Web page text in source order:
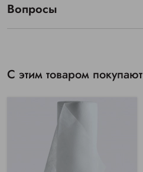
Вопросы
С этим товаром покупают